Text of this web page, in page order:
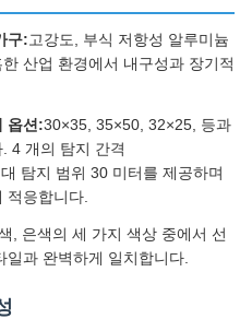
구:고강도, 부식 저항성 알루미늄
산업 환경에서 내구성과 장기적
옵션:30×35, 35×50, 32×25, 등과
4 개의 탐지 간격
탐지 범위 30 미터를 제공하며
적응합니다.
, 은색의 세 가지 색상 중에서 선
과 완벽하게 일치합니다.